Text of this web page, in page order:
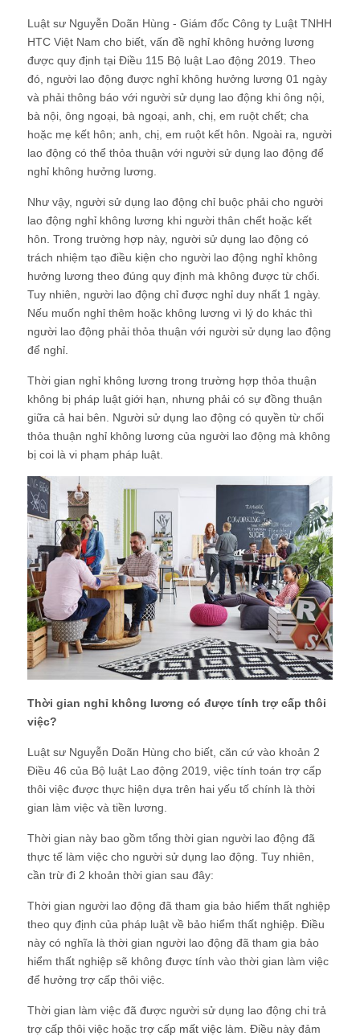
Luật sư Nguyễn Doãn Hùng - Giám đốc Công ty Luật TNHH
HTC Việt Nam cho biết, vấn đề nghỉ không hưởng lương
được quy định tại Điều 115 Bộ luật Lao động 2019. Theo
đó, người lao động được nghỉ không hưởng lương 01 ngày
và phải thông báo với người sử dụng lao động khi ông nội,
bà nội, ông ngoại, bà ngoại, anh, chị, em ruột chết; cha
hoặc mẹ kết hôn; anh, chị, em ruột kết hôn. Ngoài ra, người
lao động có thể thỏa thuận với người sử dụng lao động để
nghỉ không hưởng lương.
Như vậy, người sử dụng lao động chỉ buộc phải cho người
lao động nghỉ không lương khi người thân chết hoặc kết
hôn. Trong trường hợp này, người sử dụng lao động có
trách nhiệm tạo điều kiện cho người lao động nghỉ không
hưởng lương theo đúng quy định mà không được từ chối.
Tuy nhiên, người lao động chỉ được nghỉ duy nhất 1 ngày.
Nếu muốn nghỉ thêm hoặc không lương vì lý do khác thì
người lao động phải thỏa thuận với người sử dụng lao động
để nghỉ.
Thời gian nghỉ không lương trong trường hợp thỏa thuận
không bị pháp luật giới hạn, nhưng phải có sự đồng thuận
giữa cả hai bên. Người sử dụng lao động có quyền từ chối
thỏa thuận nghỉ không lương của người lao động mà không
bị coi là vi phạm pháp luật.
Thời gian nghỉ không lương có được tính trợ cấp thôi
việc?
Luật sư Nguyễn Doãn Hùng cho biết, căn cứ vào khoản 2
Điều 46 của Bộ luật Lao động 2019, việc tính toán trợ cấp
thôi việc được thực hiện dựa trên hai yếu tố chính là thời
gian làm việc và tiền lương.
Thời gian này bao gồm tổng thời gian người lao động đã
thực tế làm việc cho người sử dụng lao động. Tuy nhiên,
cần trừ đi 2 khoản thời gian sau đây:
Thời gian người lao động đã tham gia bảo hiểm thất nghiệp
theo quy định của pháp luật về bảo hiểm thất nghiệp. Điều
này có nghĩa là thời gian người lao động đã tham gia bảo
hiểm thất nghiệp sẽ không được tính vào thời gian làm việc
để hưởng trợ cấp thôi việc.
Thời gian làm việc đã được người sử dụng lao động chi trả
trợ cấp thôi việc hoặc trợ cấp mất việc làm. Điều này đảm